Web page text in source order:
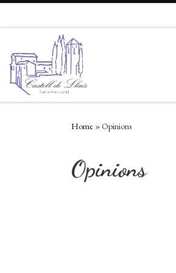
Home »Opinions
Opinions